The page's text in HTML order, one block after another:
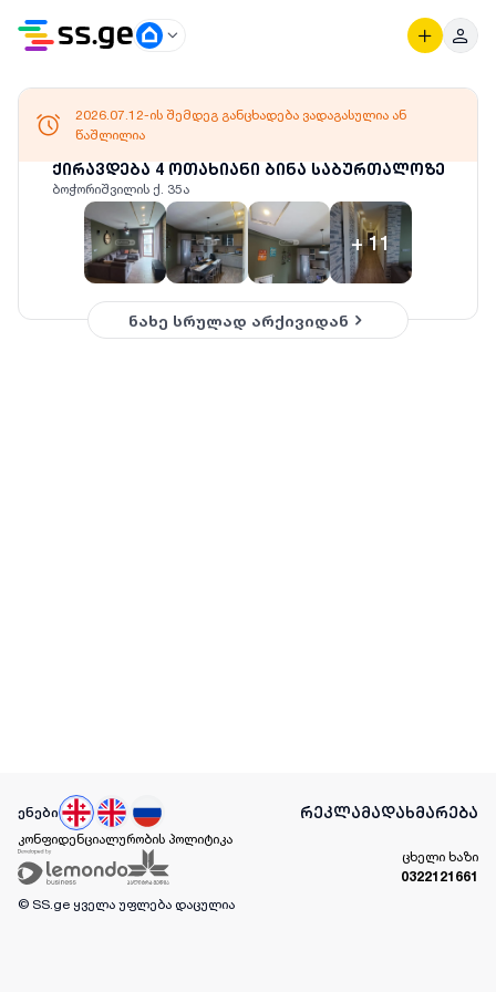
ქირავდება 4 ოთახიანი ბინა საბურთალოზე
ბოჭორიშვილის ქ. 35ა
+11
2026.07.12-ის შემდეგ განცხადება ვადაგასულია ან
წაშლილია
ნახე სრულად არქივიდან
ენები რეკლამადახმარება
კონფიდენციალურობის პოლიტიკა
ცხელი ხაზი
0322121661
© SS.ge ყველა უფლება დაცულია